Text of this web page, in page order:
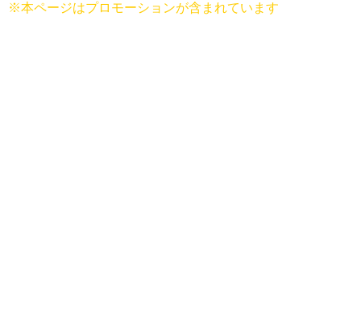
※本ページはプロモーションが含まれています